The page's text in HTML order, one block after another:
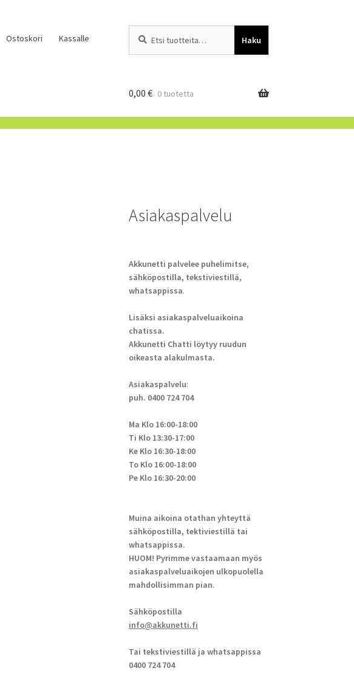
Ostoskori Kassalle Haku
0,00 € 0 tuotetta
Asiakaspalvelu
Akkunetti palvelee puhelimitse,
sähköpostilla, tekstiviestillä,
whatsappissa.
Lisäksi asiakaspalveluaikoina
chatissa.
Akkunetti Chatti löytyy ruudun
oikeasta alakulmasta.
Asiakaspalvelu:
puh. 0400 724 704
Ma Klo 16:00-18:00
Ti Klo 13:30-17:00
Ke Klo 16:30-18:00
To Klo 16:00-18:00
Pe Klo 16:30-20:00
Muina aikoina otathan yhteyttä
sähköpostilla, tektiviestillä tai
whatsappissa.
HUOM! Pyrimme vastaamaan myös
asiakaspalveluaikojen ulkopuolella
mahdollisimman pian.
Sähköpostilla
info@akkunetti.fi
Tai tekstiviestillä ja whatsappissa
0400 724 704